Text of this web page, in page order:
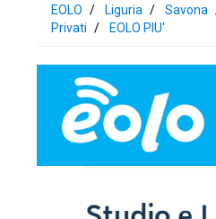
EOLO
Liguria Savona
Privati
EOLO PIU'